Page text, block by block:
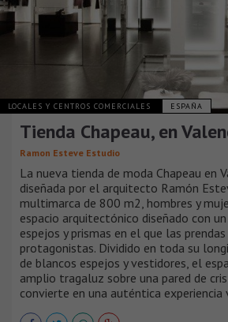
LOCALES Y CENTROS COMERCIALES ESPAÑA
Tienda Chapeau, en
Ramon Esteve Estudio
La nueva tienda de moda Chapeau en
diseñada por el arquitecto Ramón
multimarca de 800 m2, hombres y
espacio arquitectónico diseñado con
espejos y prismas en el que las
protagonistas. Dividido en toda su
de blancos espejos y vestidores, el
amplio tragaluz sobre una pared de
convierte en una auténtica experiencia